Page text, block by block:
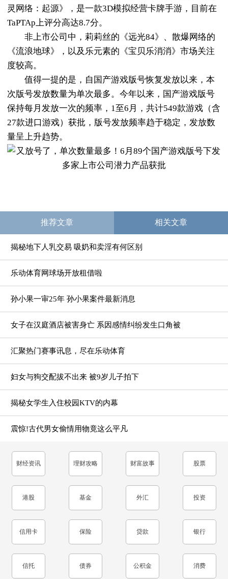
灵网络：起源》，是一款3D模拟经营卡牌手游，目前在
TaPTAp上评分高达8.7分。
非上市公司中，莉莉丝的《远光84》、散爆网络的
《流浪地球》，以及乐元素的《宝贝乐消消》市场关注
度较高。
值得一提的是，自国产游戏版号恢复发放以来，本
次版号发放数量为单次最多。今年以来，国产游戏版号
保持每月发放一次的频率，1至6月，共计549款游戏（含
27款进口游戏）获批，版号发放频率趋于稳定，发放数
量呈上升趋势。
推荐文章 相关文章
揭秘地下人乳交易 吸奶和卖淫有何区别
乐动体育网球场开放租借啦
孙小果一审25年 孙小果案件最新消息
女子在汉庭酒店被害身亡 系因感情纠纷发生口角被
汇聚热门赛事讯息，尽在乐动体育
妇女与狗交配拔不出来 被9岁儿子拍下
揭秘女学生入住校园KTV的内幕
震惊!古代男女偷情用物竟这么平凡
财经资讯 理财攻略 财富故事 股票
港股 基金 外汇 投资
信用卡 保险 贷款 银行
信托 债券 公积金 消费